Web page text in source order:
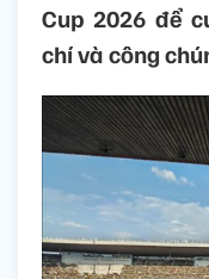
Cup 2026 để
chí và công